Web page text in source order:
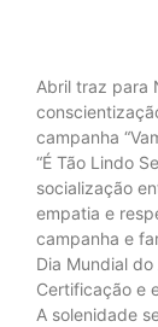
Abril traz para
campanha
“É Tão Lindo
socialização
empatia e
campanha e
Dia Mundial
Certificação e
A solenidade